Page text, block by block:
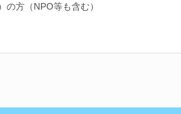
の方（NPO等も含む）